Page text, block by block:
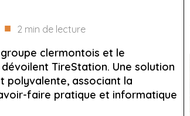
■ 2 min de lecture
clermontois et le
TireStation. Une solution
polyvalente, associant la
faire pratique et informatique